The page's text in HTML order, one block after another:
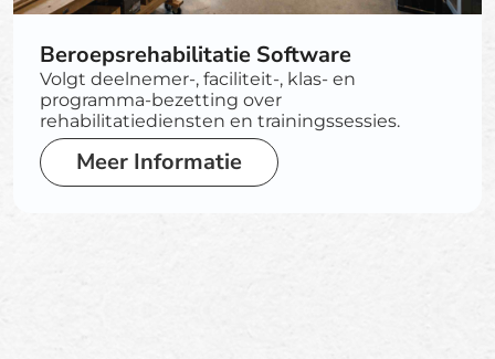
Beroepsrehabilitatie Software
Volgt deelnemer-, faciliteit-, klas- en
programma-bezetting over
rehabilitatiediensten en trainingssessies.
Meer Informatie